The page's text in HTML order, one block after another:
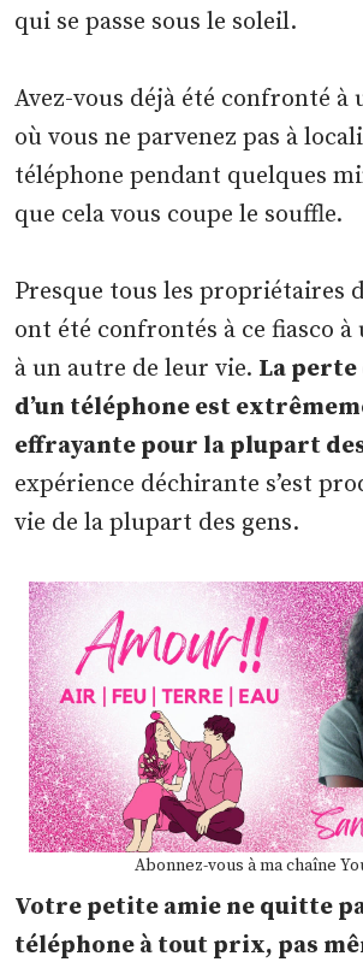
qui se passe sous le soleil.
Avez-vous déjà été confronté à
où vous ne parvenez pas à
téléphone pendant quelques
que cela vous coupe le souffle.
Presque tous les propriétaires
ont été confrontés à ce fiasco
à un autre de leur vie. La
d’un téléphone est
effrayante pour la plupart
expérience déchirante s’est
vie de la plupart des gens.
Abonnez-vous à ma chaîne
Votre petite amie ne quitte
téléphone à tout prix, pas